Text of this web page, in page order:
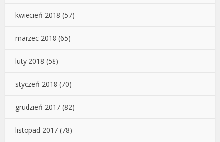
kwiecień 2018 (57)
marzec 2018 (65)
luty 2018 (58)
styczeń 2018 (70)
grudzień 2017 (82)
listopad 2017 (78)